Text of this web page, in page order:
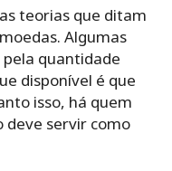
teorias que ditam
Algumas
quantidade
disponível é que
isso, há quem
deve servir como